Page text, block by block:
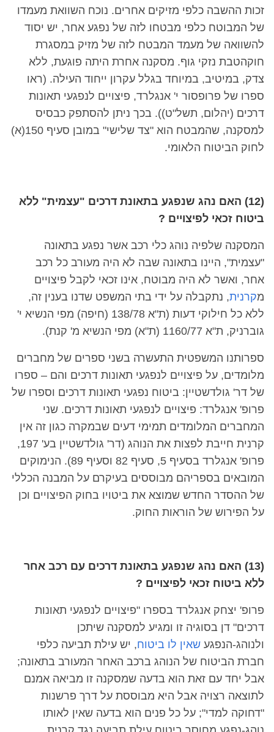
זכות ההשבה כלפי מזיקים אחרים. נוכח השוואת מעמדו
של המבוטח כלפי מבטחו לזה של נפגע אחר, יש יסוד
להשוואה של מעמד המבטח לזה של מזיק במסגרת
חוקהטבת נזקי גוף. מסקנה אחרת היתה פוגעת, ללא
צדק, במיטיב, במיוחד בגלל עקרון ייחוד העילה. (ראו
ספרו של פרופסור י' אנגלרד, פיצויים לנפגעי תאונות
דרכים (יהלום, תשל"ט)). בכך ניתן להסתפק כבסיס
למסקנה, שהמבטח הוא "צד שלישי" במובן סעיף 150(א)
לחוק הביטוח הלאומי.
(12) האם נהג שנפגע בתאונת דרכים "עצמית" ללא
ביטוח זכאי לפיצויים ?
המסקנה שלפיה נוהג כלי רכב אשר נפגע בתאונה
"עצמית", היינו בתאונה שבה לא היה מעורב כל רכב
אחר, ואשר לא היה מבוטח, אינו זכאי לקבל פיצויים
מקרנית, נתקבלה על ידי בתי המשפט שדנו בענין זה,
ללא כל חילוקי דעות (ת"א 138/78 (חיפה) מפי הנשיא י'
גוברניק, ת"א 1160/77 (ת"א) מפי הנשיא מ' קנת).
ספרותנו המשפטית התעשרה בשני ספרים של מחברים
מלומדים, על פיצויים לנפגעי תאונות דרכים והם – ספרו
של דר' גולדשטיין: ביטוח נפגעי תאונות דרכים וספרו של
פרופ' אנגלרד: פיצויים לנפגעי תאונות דרכים. שני
המחברים המלומדים תמימי דעים שבמקרה כגון זה אין
קרנית חייבת לפצות את הנוהג (דר' גולדשטיין בע' 197,
פרופ' אנגלרד בסעיף 5, סעיף 82 וסעיף 89). הנימוקים
המובאים בספריהם מבוססים בעיקרם על המבנה הכללי
של ההסדר החדש שמוצא את ביטויו בחוק הפיצויים וכן
על הפירוש של הוראות החוק.
(13) האם נהג שנפגע בתאונת דרכים עם רכב אחר
ללא ביטוח זכאי לפיצויים ?
פרופ' יצחק אנגלרד בספרו "פיצויים לנפגעי תאונות
דרכים" דן בסוגיה זו ומגיע למסקנה שיתכן
ולנוהג-הנפגע שאין לו ביטוח, יש עילת תביעה כלפי
חברת הביטוח של הנוהג ברכב האחר המעורב בתאונה;
אבל יחד עם זאת הוא בדעה שמסקנה זו מביאה אמנם
לתוצאה רצויה אבל היא מבוססת על דרך פרשנות
"דחוקה למדי"; על כל פנים הוא בדעה שאין לאותו